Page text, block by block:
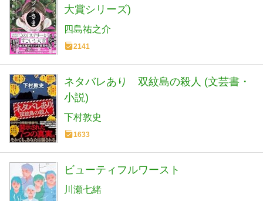
大賞シリーズ)
四島祐之介
2141
ネタバレあり 双紋島の殺人 (文芸書・
小説)
下村敦史
1633
ビューティフルワースト
川瀬七緒